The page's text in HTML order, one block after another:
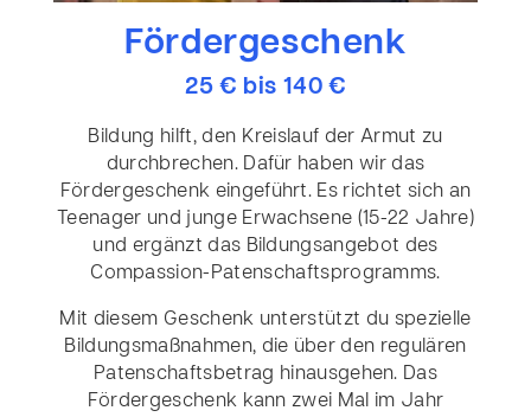
Fördergeschenk
25 € bis 140 €
Bildung hilft, den Kreislauf der Armut zu
durchbrechen. Dafür haben wir das
Fördergeschenk eingeführt. Es richtet sich an
Teenager und junge Erwachsene (15-22 Jahre)
und ergänzt das Bildungsangebot des
Compassion-Patenschaftsprogramms.
Mit diesem Geschenk unterstützt du spezielle
Bildungsmaßnahmen, die über den regulären
Patenschaftsbetrag hinausgehen. Das
Fördergeschenk kann zwei Mal im Jahr